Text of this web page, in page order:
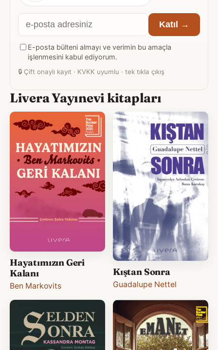
E-
posta
adresiniz
Katıl →
E-posta bülteni almayı ve verimin bu amaçla
işlenmesini kabul ediyorum.
🔒 Çift onaylı kayıt · KVKK uyumlu · tek tıkla çıkış
Livera Yayınevi kitapları
Hayatımızın Geri
Kalanı
Ben Markovits
Kıştan Sonra
Guadalupe Nettel